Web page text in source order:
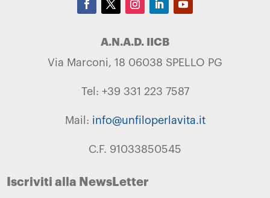
A.N.A.D. IICB
Via Marconi, 18 06038 SPELLO PG
Tel: +39 331 223 7587
Mail: info@unfiloperlavita.it
C.F. 91033850545
Iscriviti alla NewsLetter